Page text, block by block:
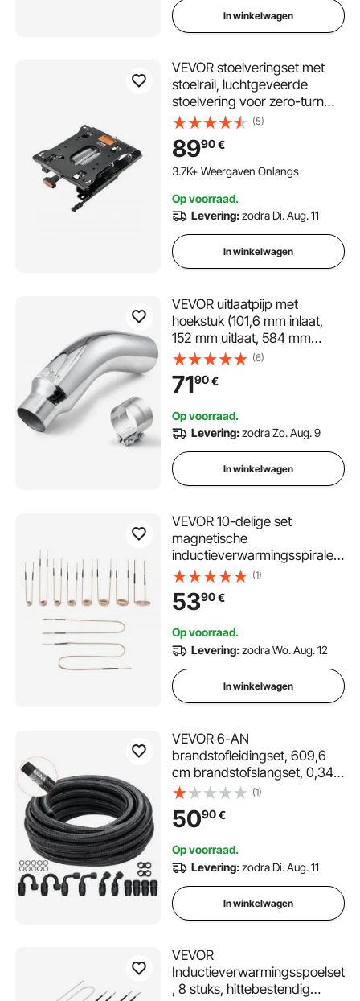
In winkelwagen
VEVOR stoelveringset met
stoelrail, luchtgeveerde
stoelvering voor zero-turn
grasmaaiers, 150 mm van
voor naar achter verstelbaar,
tractorstoelveringset voor
heftruck, bulldozer
(5)
8990€
3.7K+ Weergaven Onlangs
Op voorraad.
Levering:zodra Di. Aug. 11
In winkelwagen
VEVOR uitlaatpijp met
hoekstuk (101,6 mm inlaat,
152 mm uitlaat, 584 mm
totale lengte), naar beneden
gebogen uitlaatpijp met klem
voor vrachtwagens, sedans,
verchroomd oppervlak
(6)
7190€
Op voorraad.
Levering:zodra Zo. Aug. 9
In winkelwagen
VEVOR 10-delige set
magnetische
inductieverwarmingsspiralen,
mini-verwarmingsspiraalset
met flexibiliteit en lange
levensduur, voor het
schroeven en moeren, 8
spiralen + 1 U-vormige + 1
vrijvormige
(1)
5390€
Op voorraad.
Levering:zodra Wo. Aug. 12
In winkelwagen
VEVOR 6-AN
brandstofleidingset, 609,6
cm brandstofslangset, 0,34"
nylon roestvrijstalen
gevlochten brandstofleiding
olie-/gas-/dieselslang
draaibare adapterset
(1)
5090€
Op voorraad.
Levering:zodra Di. Aug. 11
In winkelwagen
VEVOR
Inductieverwarmingsspoelset
, 8 stuks, hittebestendig